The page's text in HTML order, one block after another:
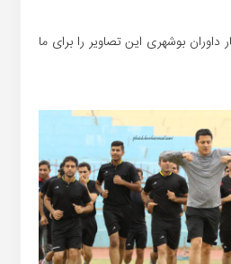
بوشهری این تصاویر را برای ما